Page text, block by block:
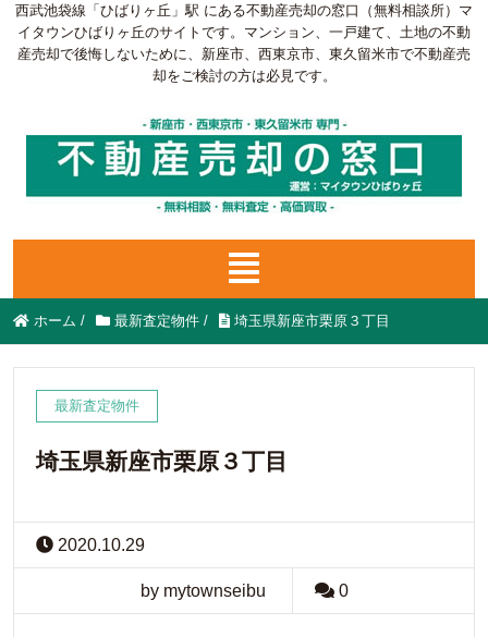
西武池袋線「ひばりヶ丘」駅 にある不動産売却の窓口（無料相談所）マ
イタウンひばりヶ丘のサイトです。マンション、一戸建て、土地の不動
産売却で後悔しないために、新座市、西東京市、東久留米市で不動産売
却をご検討の方は必見です。
ホーム / 最新査定物件 / 埼玉県新座市栗原３丁目
最新査定物件
埼玉県新座市栗原３丁目
2020.10.29
by mytownseibu 0